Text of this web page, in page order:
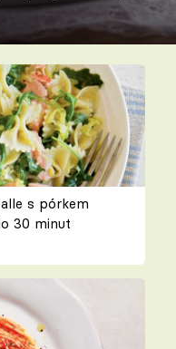
s pórkem
30 minut